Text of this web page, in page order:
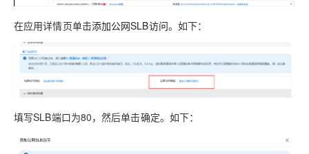
在应用详情页单击添加公网SLB访问。如下：
填写SLB端口为80，然后单击确定。如下：